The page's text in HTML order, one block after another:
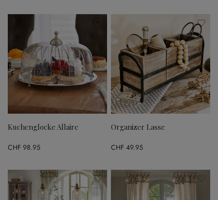
Kuchenglocke Allaire
CHF 98.95
Organizer Lasse
CHF 49.95